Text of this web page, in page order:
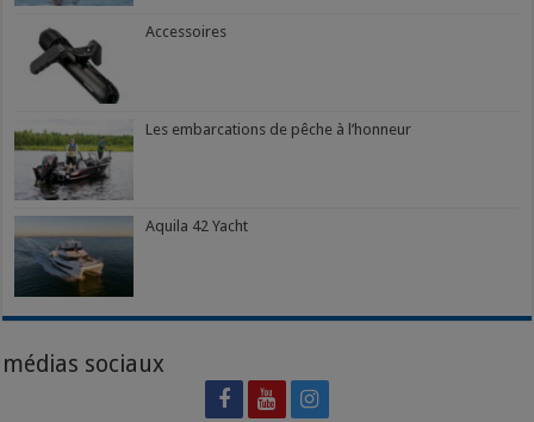
Accessoires
Les embarcations de pêche à l’honneur
Aquila 42 Yacht
médias sociaux